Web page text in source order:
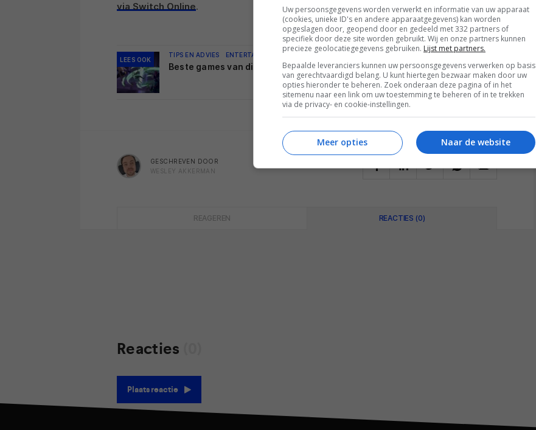
via Switch Online.
LEES OOK
TIPS EN ADVIES ENTERTAINMENT GAMING 12 MAART 2023
Beste games van dit moment – deel 27 (lente 2023)
GESCHREVEN DOOR
WESLEY AKKERMAN
REAGEREN REACTIES (0)
Reacties
Plaats reactie
Uw persoonsgegevens worden verwerkt en informatie van uw apparaat
(cookies, unieke ID's en andere apparaatgegevens) kan worden
opgeslagen door, geopend door en gedeeld met 332 partners of
specifiek door deze site worden gebruikt. Wij en onze partners kunnen
precieze geolocatiegegevens gebruiken. Lijst met partners.
Bepaalde leveranciers kunnen uw persoonsgegevens verwerken op basis
van gerechtvaardigd belang. U kunt hiertegen bezwaar maken door uw
opties hieronder te beheren. Zoek onderaan deze pagina of in het
sitemenu naar een link om uw toestemming te beheren of in te trekken
via de privacy- en cookie-instellingen.
Naar de website
Meer opties